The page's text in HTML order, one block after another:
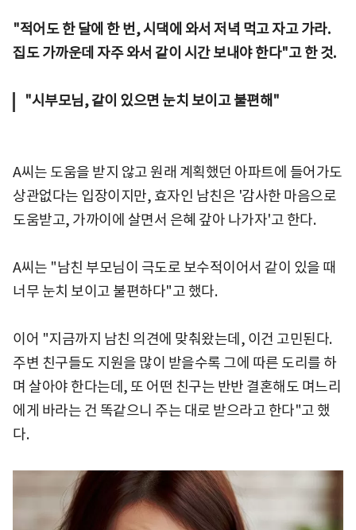
"적어도 한 달에 한 번, 시댁에 와서 저녁 먹고 자고 가라.
집도 가까운데 자주 와서 같이 시간 보내야 한다"고 한 것.
"시부모님, 같이 있으면 눈치 보이고 불편해"
A씨는 도움을 받지 않고 원래 계획했던 아파트에 들어가도
상관없다는 입장이지만, 효자인 남친은 '감사한 마음으로
도움받고, 가까이에 살면서 은혜 갚아 나가자'고 한다.
A씨는 "남친 부모님이 극도로 보수적이어서 같이 있을 때
너무 눈치 보이고 불편하다"고 했다.
이어 "지금까지 남친 의견에 맞춰왔는데, 이건 고민된다.
주변 친구들도 지원을 많이 받을수록 그에 따른 도리를 하
며 살아야 한다는데, 또 어떤 친구는 반반 결혼해도 며느리
에게 바라는 건 똑같으니 주는 대로 받으라고 한다"고 했
다.